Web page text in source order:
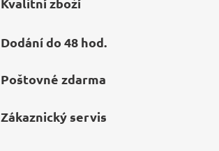
Dodání do 48 hod.
Poštovné zdarma
Zákaznický servis